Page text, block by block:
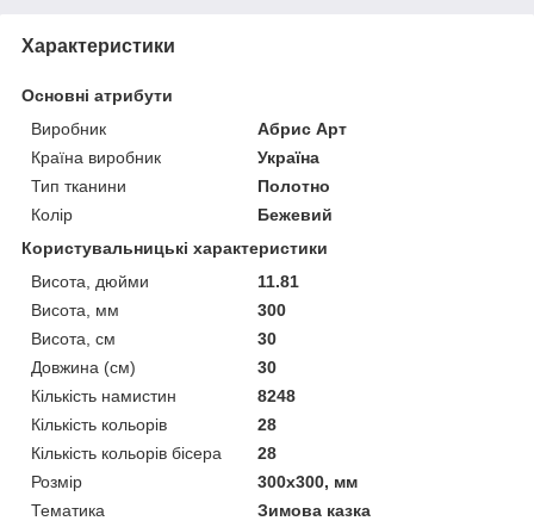
Характеристики
Основні атрибути
Виробник
Абрис Арт
Країна виробник
Україна
Тип тканини
Полотно
Колір
Бежевий
Користувальницькі характеристики
Висота, дюйми
11.81
Висота, мм
300
Висота, см
30
Довжина (см)
30
Кількість намистин
8248
Кількість кольорів
28
Кількість кольорів бісера
28
Розмір
300x300, мм
Тематика
Зимова казка